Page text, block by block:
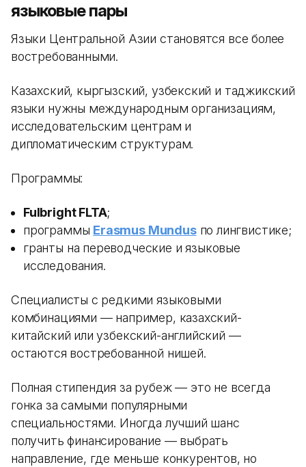
языковые пары
Языки Центральной Азии становятся все более
востребованными.
Казахский, кыргызский, узбекский и таджикский
языки нужны международным организациям,
исследовательским центрам и
дипломатическим структурам.
Программы:
Fulbright FLTA;
программы Erasmus Mundusпо лингвистике;
гранты на переводческие и языковые
исследования.
Специалисты с редкими языковыми
комбинациями — например, казахский-
китайский или узбекский-английский —
остаются востребованной нишей.
Полная стипендия за рубеж — это не всегда
гонка за самыми популярными
специальностями. Иногда лучший шанс
получить финансирование — выбрать
направление, где меньше конкурентов, но